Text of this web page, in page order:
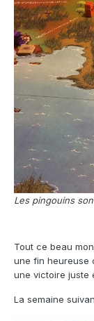
Les pingouins
Tout ce beau
une fin heureuse
une victoire juste
La semaine